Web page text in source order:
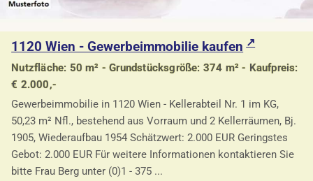
1120 Wien - Gewerbeimmobilie kaufen
Nutzfläche: 50 m² - Grundstücksgröße: 374 m² - Kaufpreis:
€ 2.000,-
Gewerbeimmobilie in 1120 Wien - Kellerabteil Nr. 1 im KG,
50,23 m² Nfl., bestehend aus Vorraum und 2 Kellerräumen, Bj.
1905, Wiederaufbau 1954 Schätzwert: 2.000 EUR Geringstes
Gebot: 2.000 EUR Für weitere Informationen kontaktieren Sie
bitte Frau Berg unter (0)1 - 375 ...